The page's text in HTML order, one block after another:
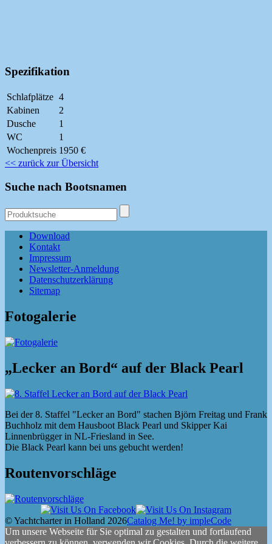
Spezifikation
Schlafplätze 4
Kabinen
2
Dusche
1
WC
1
Wochenpreis 1950 €
<< zurück zur Übersicht
Suche nach Bootsnamen
Download
Kontakt
Impressum
Newsletter-Anmeldung
Datenschutzerklärung
Sitemap
Fotogalerie
„Lecker an Bord“ auf der Black Pearl
Bei der 8. Staffel "Lecker an Bord" stachen Björn Freitag und Frank
Buchholz mit dem Hausboot Black Pearl und Skipper Kai
Linnenbrügger in NL-Friesland in See.
Die Black Pearl kann bei uns gebucht werden!
Routenvorschläge
© Yachtcharter in Holland 2026Catalog Me! by impleCode
Um unsere Webseite für Sie optimal zu gestalten und fortlaufend